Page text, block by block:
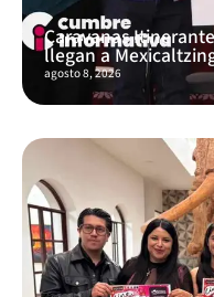
Caravanas
llegan a
agosto 8, 2026